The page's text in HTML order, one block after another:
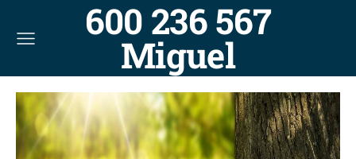
600 236 567
Miguel